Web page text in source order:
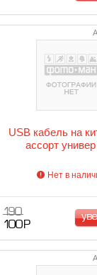
USB кабель на
ассорт
Нет в
190
100 Р